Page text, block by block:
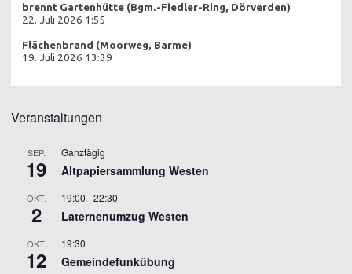
brennt Gartenhütte (Bgm.-Fiedler-Ring, Dörverden)
22. Juli 2026 1:55
Flächenbrand (Moorweg, Barme)
19. Juli 2026 13:39
Veranstaltungen
SEP.
19
Ganztägig
Altpapiersammlung Westen
OKT.
2
19:00 -22:30
Laternenumzug Westen
OKT.
12
19:30
Gemeindefunkübung